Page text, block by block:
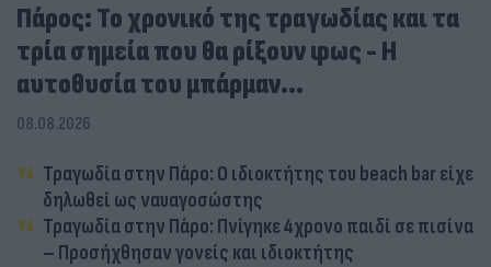
Πάρος: Το χρονικό της τραγωδίας και τα
τρία σημεία που θα ρίξουν φως - Η
αυτοθυσία του μπάρμαν...
08.08.2026
Τραγωδία στην Πάρο: Ο ιδιοκτήτης του beach bar είχε
δηλωθεί ως ναυαγοσώστης
Τραγωδία στην Πάρο: Πνίγηκε 4χρονο παιδί σε πισίνα
– Προσήχθησαν γονείς και ιδιοκτήτης